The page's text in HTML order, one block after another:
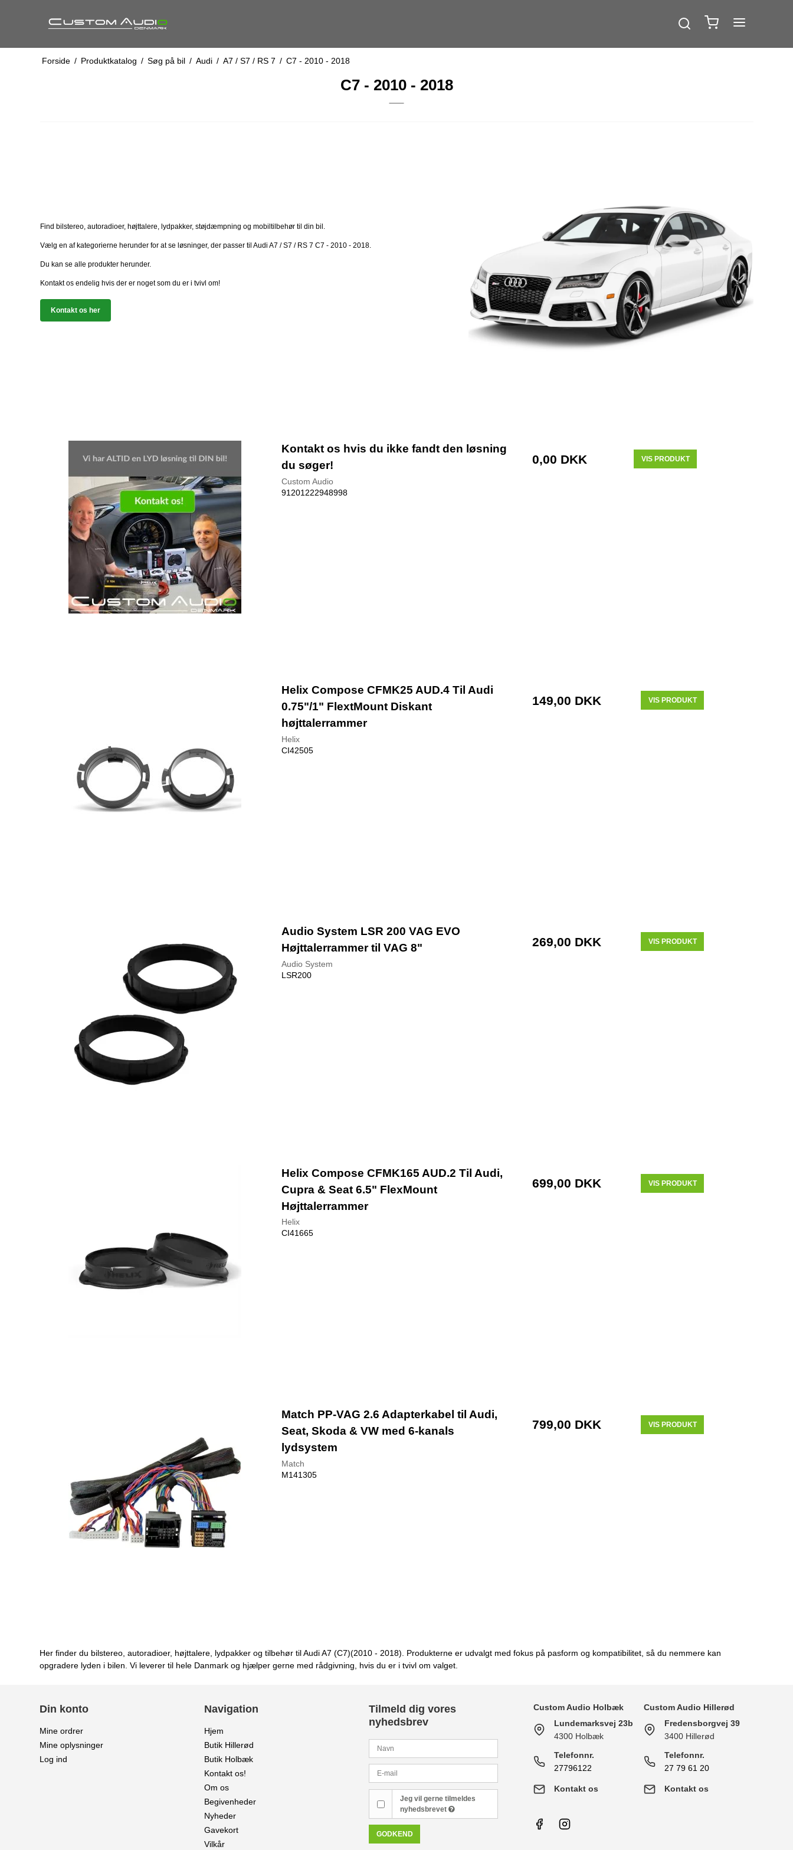
Forside / Produktkatalog / Søg på bil / Audi / A7 / S7 / RS 7 / C7 - 2010 - 2018
C7 - 2010 - 2018
Find bilstereo, autoradioer, højttalere, lydpakker, støjdæmpning og mobiltilbehør til din bil.
Vælg en af kategorierne herunder for at se løsninger, der passer til Audi A7 / S7 / RS 7 C7 - 2010 - 2018.
Du kan se alle produkter herunder.
Kontakt os endelig hvis der er noget som du er i tvivl om!
Kontakt os her
Kontakt os hvis du ikke fandt den løsning
du søger!
Custom Audio
91201222948998
0,00 DKK VIS PRODUKT
Helix Compose CFMK25 AUD.4 Til Audi
0.75"/1" FlextMount Diskant
højttalerrammer
Helix
CI42505
149,00 DKK VIS PRODUKT
Audio System LSR 200 VAG EVO
Højttalerrammer til VAG 8"
Audio System
LSR200
269,00 DKK VIS PRODUKT
Helix Compose CFMK165 AUD.2 Til Audi,
Cupra & Seat 6.5" FlexMount
Højttalerrammer
Helix
CI41665
699,00 DKK VIS PRODUKT
Match PP-VAG 2.6 Adapterkabel til Audi,
Seat, Skoda & VW med 6-kanals
lydsystem
Match
M141305
799,00 DKK VIS PRODUKT
Her finder du bilstereo, autoradioer, højttalere, lydpakker og tilbehør til Audi A7 (C7)(2010 - 2018). Produkterne er udvalgt med fokus på pasform og kompatibilitet, så du nemmere kan
opgradere lyden i bilen. Vi leverer til hele Danmark og hjælper gerne med rådgivning, hvis du er i tvivl om valget.
Din konto
Mine ordrer
Mine oplysninger
Log ind
Navigation
Hjem
Butik Hillerød
Butik Holbæk
Kontakt os!
Om os
Begivenheder
Nyheder
Gavekort
Vilkår
Tilmeld dig vores
nyhedsbrev
Jeg vil gerne tilmeldes
nyhedsbrevet
GODKEND
Custom Audio Holbæk
Lundemarksvej 23b
4300 Holbæk
Telefonnr.
27796122
Kontakt os
Custom Audio Hillerød
Fredensborgvej 39
3400 Hillerød
Telefonnr.
27 79 61 20
Kontakt os